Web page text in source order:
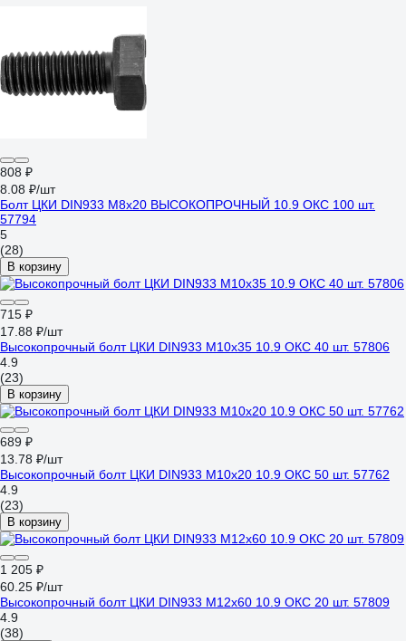
808 ₽
8.08 ₽/шт
Болт ЦКИ DIN933 М8х20 ВЫСОКОПРОЧНЫЙ 10.9 ОКС 100 шт.
57794
5
(28)
В корзину
715 ₽
17.88 ₽/шт
Высокопрочный болт ЦКИ DIN933 М10х35 10.9 ОКС 40 шт. 57806
4.9
(23)
В корзину
689 ₽
13.78 ₽/шт
Высокопрочный болт ЦКИ DIN933 М10х20 10.9 ОКС 50 шт. 57762
4.9
(23)
В корзину
1 205 ₽
60.25 ₽/шт
Высокопрочный болт ЦКИ DIN933 М12х60 10.9 ОКС 20 шт. 57809
4.9
(38)